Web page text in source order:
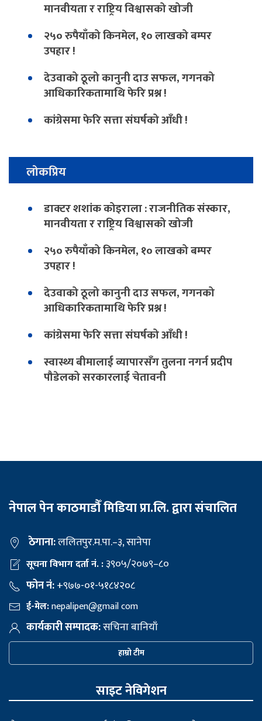
मानवीयता र राष्ट्रिय विश्वासको खोजी
२५० रुपैयाँको किनमेल, १० लाखको बम्पर
उपहार !
देउवाको ठूलो कानुनी दाउ सफल, गगनको
आधिकारिकतामाथि फेरि प्रश्न !
कांग्रेसमा फेरि सत्ता संघर्षको आँधी !
लोकप्रिय
डाक्टर शशांक कोइराला : राजनीतिक संस्कार,
मानवीयता र राष्ट्रिय विश्वासको खोजी
२५० रुपैयाँको किनमेल, १० लाखको बम्पर
उपहार !
देउवाको ठूलो कानुनी दाउ सफल, गगनको
आधिकारिकतामाथि फेरि प्रश्न !
कांग्रेसमा फेरि सत्ता संघर्षको आँधी !
स्वास्थ्य बीमालाई व्यापारसँग तुलना नगर्न प्रदीप
पौडेलको सरकारलाई चेतावनी
नेपाल पेन काठमाडौँ मिडिया प्रा.लि. द्वारा संचालित
ठेगाना:ललितपुर.म.पा.–३, सानेपा
सूचना विभाग दर्ता नं. :३९०५/२०७९–८०
फोन नं:+९७७-०१-५१८४२०८
ई-मेल:nepalipen@gmail com
कार्यकारी सम्पादक:सचिना बानियाँ
हाम्रो टीम
साइट नेविगेशन